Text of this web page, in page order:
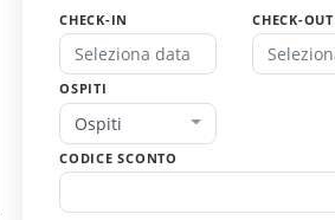
CHECK-IN CHECK-OUT
OSPITI
Ospiti
CODICE SCONTO